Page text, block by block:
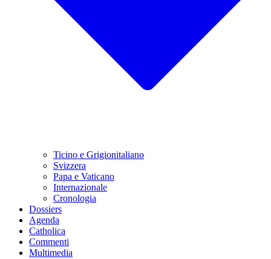
Ticino e Grigionitaliano
Svizzera
Papa e Vaticano
Internazionale
Cronologia
Dossiers
Agenda
Catholica
Commenti
Multimedia